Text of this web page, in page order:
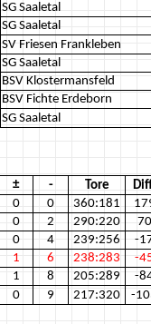
SG Saaletal
SG Saaletal
SV Friesen Frankleben
SG Saaletal
BSV Klostermansfeld
BSV Fichte Erdeborn
SG Saaletal
± - Tore
0 0 360:181
0 2 290:220
70
0 4 239:256
-
1 6 238:283
-
1 8 205:289
-
0 9 217:320 -